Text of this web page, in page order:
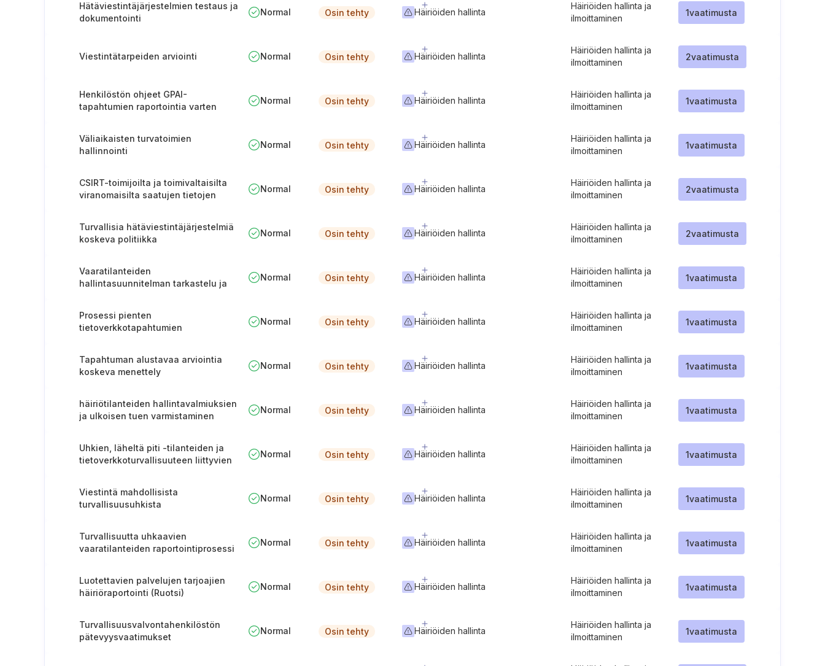
Hätäviestintäjärjestelmien testaus ja
dokumentointi
Normal Osin tehty Häiriöiden hallinta
Häiriöiden hallinta ja
ilmoittaminen
1vaatimusta
Viestintätarpeiden arviointi Normal Osin tehty Häiriöiden hallinta
Häiriöiden hallinta ja
ilmoittaminen
2vaatimusta
Henkilöstön ohjeet GPAI-
tapahtumien raportointia varten
Normal Osin tehty Häiriöiden hallinta
Häiriöiden hallinta ja
ilmoittaminen
1vaatimusta
Väliaikaisten turvatoimien
hallinnointi
Normal Osin tehty Häiriöiden hallinta
Häiriöiden hallinta ja
ilmoittaminen
1vaatimusta
CSIRT-toimijoilta ja toimivaltaisilta
viranomaisilta saatujen tietojen
Normal Osin tehty Häiriöiden hallinta
Häiriöiden hallinta ja
ilmoittaminen
2vaatimusta
Turvallisia hätäviestintäjärjestelmiä
koskeva politiikka
Normal Osin tehty Häiriöiden hallinta
Häiriöiden hallinta ja
ilmoittaminen
2vaatimusta
Vaaratilanteiden
hallintasuunnitelman tarkastelu ja
Normal Osin tehty Häiriöiden hallinta
Häiriöiden hallinta ja
ilmoittaminen
1vaatimusta
Prosessi pienten
tietoverkkotapahtumien
Normal Osin tehty Häiriöiden hallinta
Häiriöiden hallinta ja
ilmoittaminen
1vaatimusta
Tapahtuman alustavaa arviointia
koskeva menettely
Normal Osin tehty Häiriöiden hallinta
Häiriöiden hallinta ja
ilmoittaminen
1vaatimusta
häiriötilanteiden hallintavalmiuksien
ja ulkoisen tuen varmistaminen
Normal Osin tehty Häiriöiden hallinta
Häiriöiden hallinta ja
ilmoittaminen
1vaatimusta
Uhkien, läheltä piti -tilanteiden ja
tietoverkkoturvallisuuteen liittyvien
Normal Osin tehty Häiriöiden hallinta
Häiriöiden hallinta ja
ilmoittaminen
1vaatimusta
Viestintä mahdollisista
turvallisuusuhkista
Normal Osin tehty Häiriöiden hallinta
Häiriöiden hallinta ja
ilmoittaminen
1vaatimusta
Turvallisuutta uhkaavien
vaaratilanteiden raportointiprosessi
Normal Osin tehty Häiriöiden hallinta
Häiriöiden hallinta ja
ilmoittaminen
1vaatimusta
Luotettavien palvelujen tarjoajien
häiriöraportointi (Ruotsi)
Normal Osin tehty Häiriöiden hallinta
Häiriöiden hallinta ja
ilmoittaminen
1vaatimusta
Turvallisuusvalvontahenkilöstön
pätevyysvaatimukset
Normal Osin tehty Häiriöiden hallinta
Häiriöiden hallinta ja
ilmoittaminen
1vaatimusta